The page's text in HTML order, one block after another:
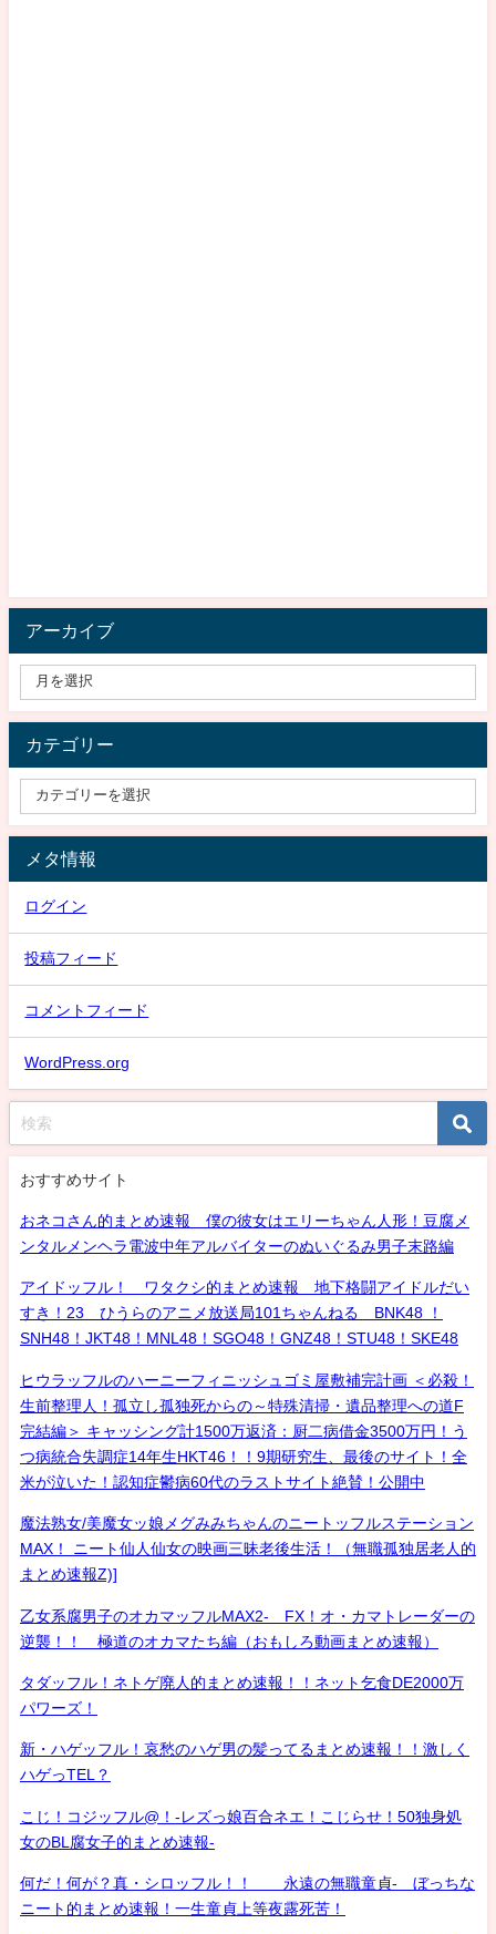
アーカイブ
カテゴリー
メタ情報
ログイン
投稿フィード
コメントフィード
WordPress.org
おすすめサイト
おネコさん的まとめ速報 僕の彼女はエリーちゃん人形！豆腐メ
ンタルメンヘラ電波中年アルバイターのぬいぐるみ男子末路編
アイドッフル！ ワタクシ的まとめ速報 地下格闘アイドルだい
すき！23 ひうらのアニメ放送局101ちゃんねる BNK48 ！
SNH48！JKT48！MNL48！SGO48！GNZ48！STU48！SKE48
ヒウラッフルのハーニーフィニッシュゴミ屋敷補完計画 ＜必殺！
生前整理人！孤立し孤独死からの～特殊清掃・遺品整理への道F
完結編＞ キャッシング計1500万返済：厨二病借金3500万円！う
つ病統合失調症14年生HKT46！！9期研究生、最後のサイト！全
米が泣いた！認知症鬱病60代のラストサイト絶賛！公開中
魔法熟女/美魔女ッ娘メグみみちゃんのニートッフルステーション
MAX！ ニート仙人仙女の映画三昧老後生活！（無職孤独居老人的
まとめ速報Z)]
乙女系腐男子のオカマッフルMAX2- FX！オ・カマトレーダーの
逆襲！！ 極道のオカマたち編（おもしろ動画まとめ速報）
タダッフル！ネトゲ廃人的まとめ速報！！ネット乞食DE2000万
パワーズ！
新・ハゲッフル！哀愁のハゲ男の髪ってるまとめ速報！！激しく
ハゲっTEL？
こじ！コジッフル@！-レズっ娘百合ネエ！こじらせ！50独身処
女のBL腐女子的まとめ速報-
何だ！何が？真・シロッフル！！ 永遠の無職童貞- ぼっちな
ニート的まとめ速報！一生童貞上等夜露死苦！